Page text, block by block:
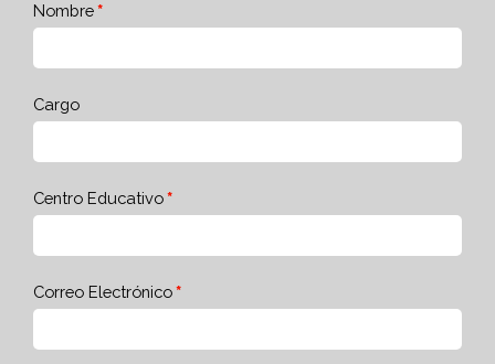
Nombre
Cargo
Centro Educativo
Correo Electrónico